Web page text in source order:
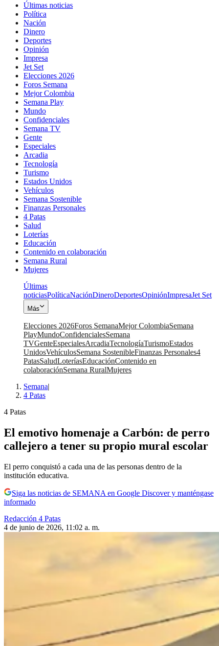
Últimas noticias
Política
Nación
Dinero
Deportes
Opinión
Impresa
Jet Set
Elecciones 2026
Foros Semana
Mejor Colombia
Semana Play
Mundo
Confidenciales
Semana TV
Gente
Especiales
Arcadia
Tecnología
Turismo
Estados Unidos
Vehículos
Semana Sostenible
Finanzas Personales
4 Patas
Salud
Loterías
Educación
Contenido en colaboración
Semana Rural
Mujeres
Últimas
noticiasPolíticaNaciónDineroDeportesOpiniónImpresaJet Set
Más
Elecciones 2026Foros SemanaMejor ColombiaSemana
PlayMundoConfidencialesSemana
TVGenteEspecialesArcadiaTecnologíaTurismoEstados
UnidosVehículosSemana SostenibleFinanzas Personales4
PatasSaludLoteríasEducaciónContenido en
colaboraciónSemana RuralMujeres
Semana|
4 Patas
4 Patas
El emotivo homenaje a Carbón: de perro
callejero a tener su propio mural escolar
El perro conquistó a cada una de las personas dentro de la
institución educativa.
Siga las noticias de SEMANA en Google Discover y manténgase
informado
Redacción 4 Patas
4 de junio de 2026, 11:02 a. m.